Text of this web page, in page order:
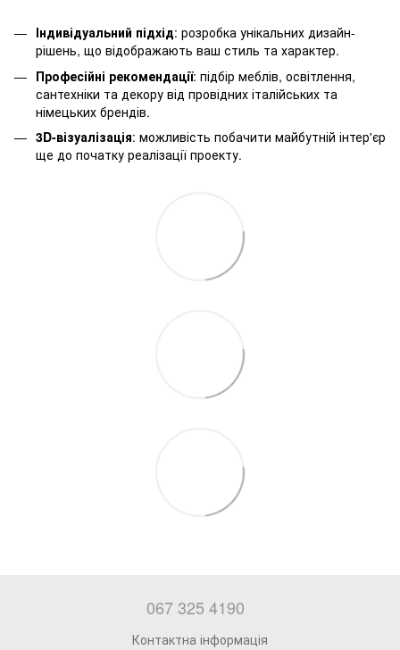
Індивідуальний підхід: розробка унікальних дизайн-
рішень, що відображають ваш стиль та характер.
Професійні рекомендації: підбір меблів, освітлення,
сантехніки та декору від провідних італійських та
німецьких брендів.
3D-візуалізація: можливість побачити майбутній інтер'єр
ще до початку реалізації проекту.
067 325 4190
Контактна інформація